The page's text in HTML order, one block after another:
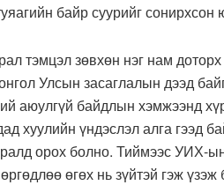
байр суурийг сонирхсон
тэмцэл зөвхөн нэг нам
Улсын засаглалын дээд
аюулгүй байдлын хэмжээнд
хуулийн үндэслэл алга гээд
орох болно. Тиймээс УИХ-
өгөх нь зүйтэй гэж